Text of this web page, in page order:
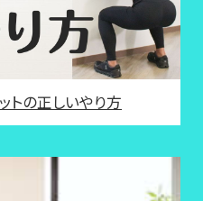
トの正しいやり方